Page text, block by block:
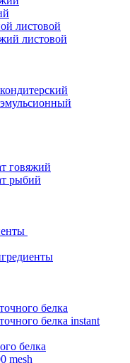
листовой
листовой
говяжий
рыбий
белка
белка instant
белка
mesh